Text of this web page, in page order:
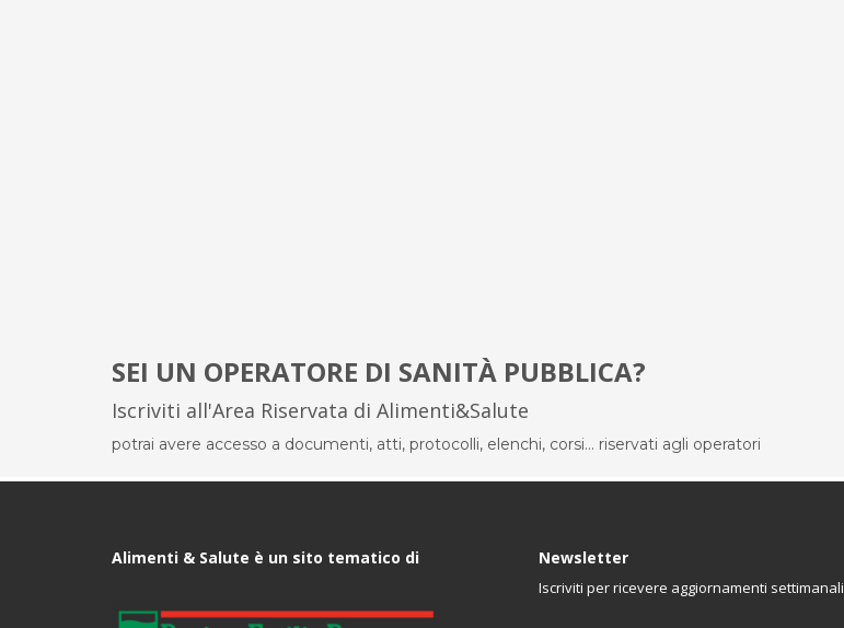
SEI UN OPERATORE DI SANITÀ PUBBLICA?
Iscriviti all'Area Riservata di Alimenti&Salute
potrai avere accesso a documenti, atti, protocolli, elenchi, corsi... riservati agli operatori
Alimenti & Salute è un sito tematico di Newsletter
Iscriviti per ricevere aggiornamenti settimanali